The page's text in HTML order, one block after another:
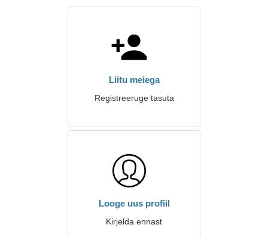
Liitu meiega
Registreeruge tasuta
Looge uus profiil
Kirjelda ennast